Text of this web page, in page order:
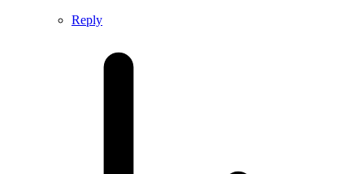
Reply